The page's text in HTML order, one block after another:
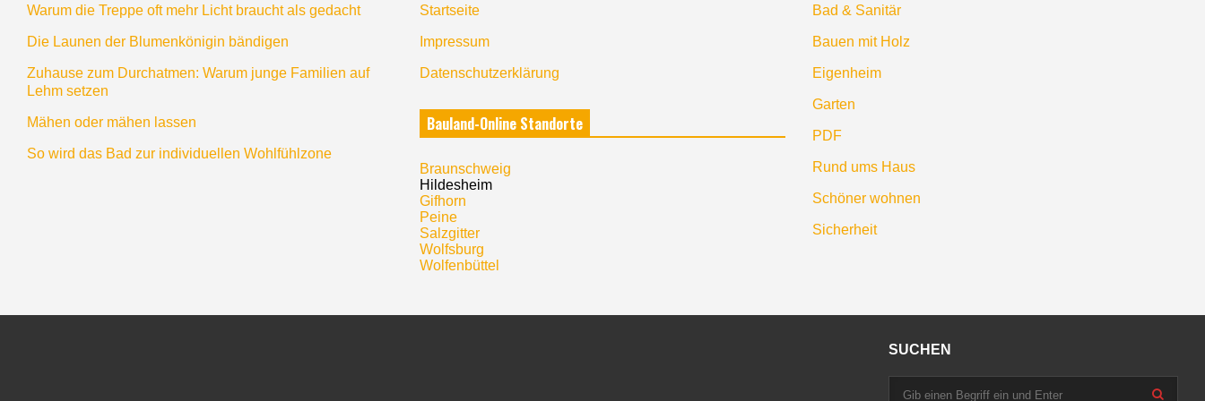
Warum die Treppe oft mehr Licht braucht als gedacht
Die Launen der Blumenkönigin bändigen
Zuhause zum Durchatmen: Warum junge Familien auf
Lehm setzen
Mähen oder mähen lassen
So wird das Bad zur individuellen Wohlfühlzone
Startseite
Impressum
Datenschutzerklärung
Bauland-Online Standorte
Braunschweig
Hildesheim
Gifhorn
Peine
Salzgitter
Wolfsburg
Wolfenbüttel
Bad & Sanitär
Bauen mit Holz
Eigenheim
Garten
PDF
Rund ums Haus
Schöner wohnen
Sicherheit
SUCHEN